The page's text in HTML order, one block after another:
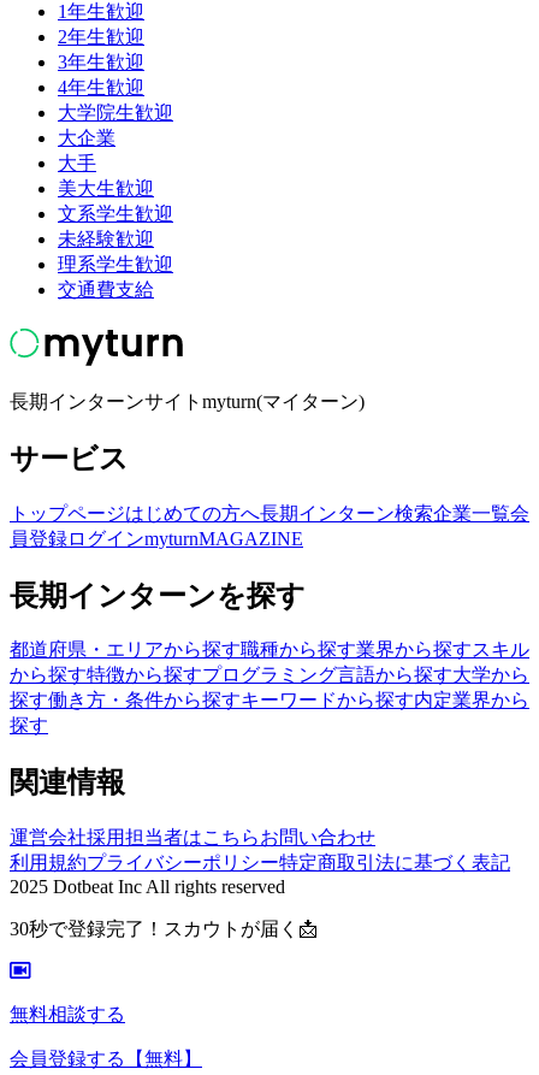
1年生歓迎
2年生歓迎
3年生歓迎
4年生歓迎
大学院生歓迎
大企業
大手
美大生歓迎
文系学生歓迎
未経験歓迎
理系学生歓迎
交通費支給
長期インターンサイトmyturn(マイターン)
サービス
トップページはじめての方へ長期インターン検索企業一覧会
員登録ログインmyturnMAGAZINE
長期インターンを探す
都道府県・エリアから探す職種から探す業界から探すスキル
から探す特徴から探すプログラミング言語から探す大学から
探す働き方・条件から探すキーワードから探す内定業界から
探す
関連情報
運営会社採用担当者はこちらお問い合わせ
利用規約プライバシーポリシー特定商取引法に基づく表記
2025 Dotbeat Inc All rights reserved
30秒で登録完了！スカウトが届く📩
無料相談する
会員登録する 【無料】